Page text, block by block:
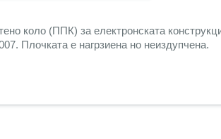
коло (ППК) за електронската
Плочката е нагрзиена но неиздупчена.